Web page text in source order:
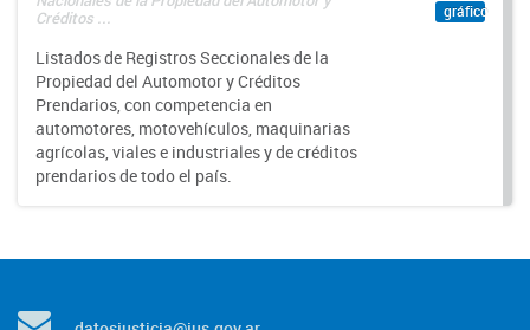
Créditos ...
Listados de Registros Seccionales de la
Propiedad del Automotor y Créditos
Prendarios, con competencia en
automotores, motovehículos, maquinarias
agrícolas, viales e industriales y de créditos
prendarios de todo el país.
gráfico